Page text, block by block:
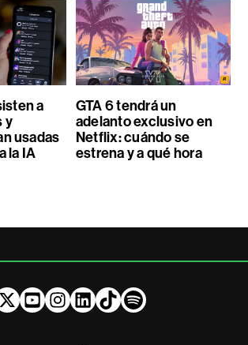
a
y
usadas
la IA
GTA 6 tendrá un
adelanto exclusivo en
Netflix: cuándo se
estrena y a qué hora